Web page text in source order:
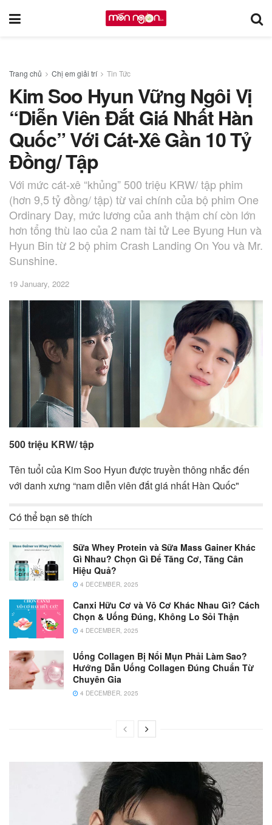
Trang chủ Chị em giải trí Tin Tức
Kim Soo Hyun Vững Ngôi Vị
“Diễn Viên Đắt Giá Nhất Hàn
Quốc” Với Cát-Xê Gần 10 Tỷ
Đồng/ Tập
Với mức cát-xê “khủng” 500 triệu KRW/ tập phim
(hơn 9,5 tỷ đồng/ tập) từ vai chính của bộ phim One
Ordinary Day, mức lương của anh thậm chí còn lớn
hơn tổng thù lao của 2 nam tài tử Lee Byung Hun và
Hyun Bin từ 2 bộ phim Crash Landing On You và Mr.
Sunshine.
19 January, 2022
500 triệu KRW/ tập
Tên tuổi của Kim Soo Hyun được truyền thông nhắc đến
với danh xưng “nam diễn viên đắt giá nhất Hàn Quốc"
Có thể bạn sẽ thích
Sữa Whey Protein và Sữa Mass Gainer Khác
Gì Nhau? Chọn Gì Để Tăng Cơ, Tăng Cân
Hiệu Quả?
4 DECEMBER, 2025
Canxi Hữu Cơ và Vô Cơ Khác Nhau Gì? Cách
Chọn & Uống Đúng, Không Lo Sỏi Thận
4 DECEMBER, 2025
Uống Collagen Bị Nổi Mụn Phải Làm Sao?
Hướng Dẫn Uống Collagen Đúng Chuẩn Từ
Chuyên Gia
4 DECEMBER, 2025